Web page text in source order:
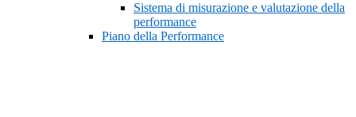
Sistema di misurazione e valutazione della
performance
Piano della Performance